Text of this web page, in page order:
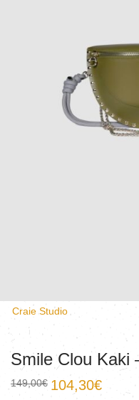
Craie Studio
Smile Clou Kaki
149,00€ 104,30€